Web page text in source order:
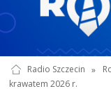
Radio Szczecin »
krawatem 2026 r.